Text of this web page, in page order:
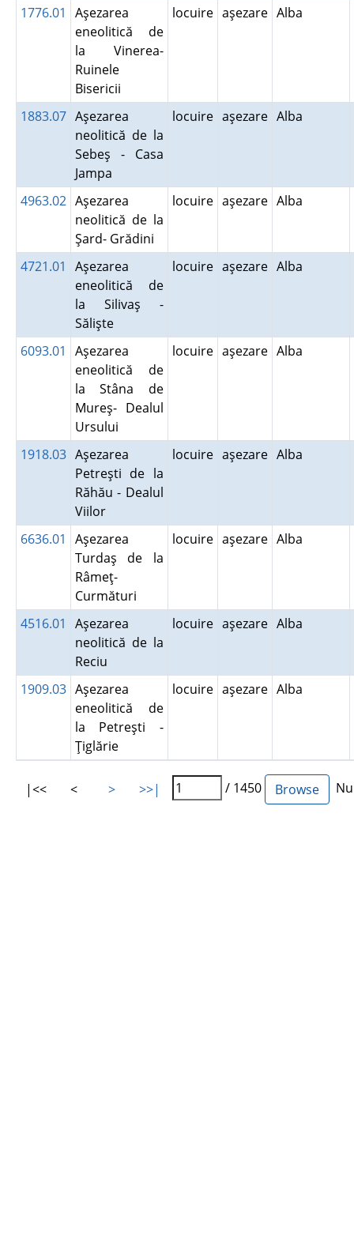
1776.01
Aşezarea
eneolitică de
la Vinerea-
Ruinele
Bisericii
locuire aşezare Alba
1883.07 Aşezarea
neolitică de la
Sebeş - Casa
Jampa
locuire aşezare Alba
4963.02 Aşezarea
neolitică de la
Şard- Grădini
locuire aşezare Alba
4721.01
Aşezarea
eneolitică de
la Silivaş -
Sălişte
locuire aşezare Alba
6093.01
Aşezarea
eneolitică de
la Stâna de
Mureş- Dealul
Ursului
locuire aşezare Alba
1918.03 Aşezarea
Petreşti de la
Răhău - Dealul
Viilor
locuire aşezare Alba
6636.01
Aşezarea
Turdaş de la
Râmeţ-
Curmături
locuire aşezare Alba
4516.01
Aşezarea
neolitică de la
Reciu
locuire aşezare Alba
1909.03 Aşezarea
eneolitică de
la Petreşti -
Ţiglărie
locuire aşezare Alba
|<< < > >>| / 1450